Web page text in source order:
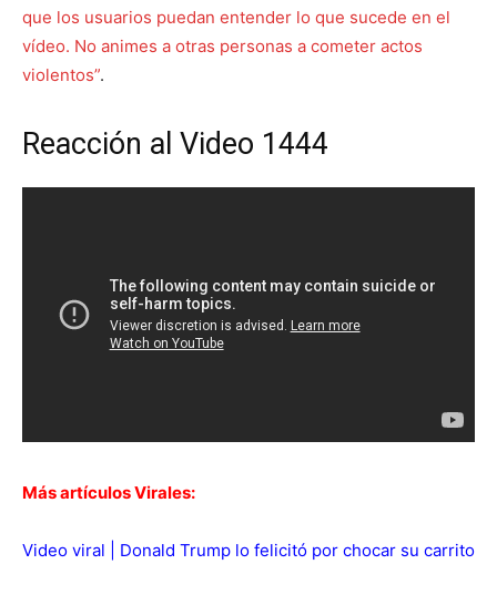
que los usuarios puedan entender lo que sucede en el
vídeo. No animes a otras personas a cometer actos
violentos”.
Reacción al Video 1444
Más artículos Virales:
Video viral | Donald Trump lo felicitó por chocar su carrito